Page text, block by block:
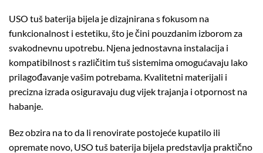
USO tuš baterija bijela je dizajnirana s fokusom na
funkcionalnost i estetiku, što je čini pouzdanim izborom za
svakodnevnu upotrebu. Njena jednostavna instalacija i
kompatibilnost s različitim tuš sistemima omogućavaju lako
prilagođavanje vašim potrebama. Kvalitetni materijali i
precizna izrada osiguravaju dug vijek trajanja i otpornost na
habanje.
Bez obzira na to da li renovirate postojeće kupatilo ili
opremate novo, USO tuš baterija bijela predstavlja praktično